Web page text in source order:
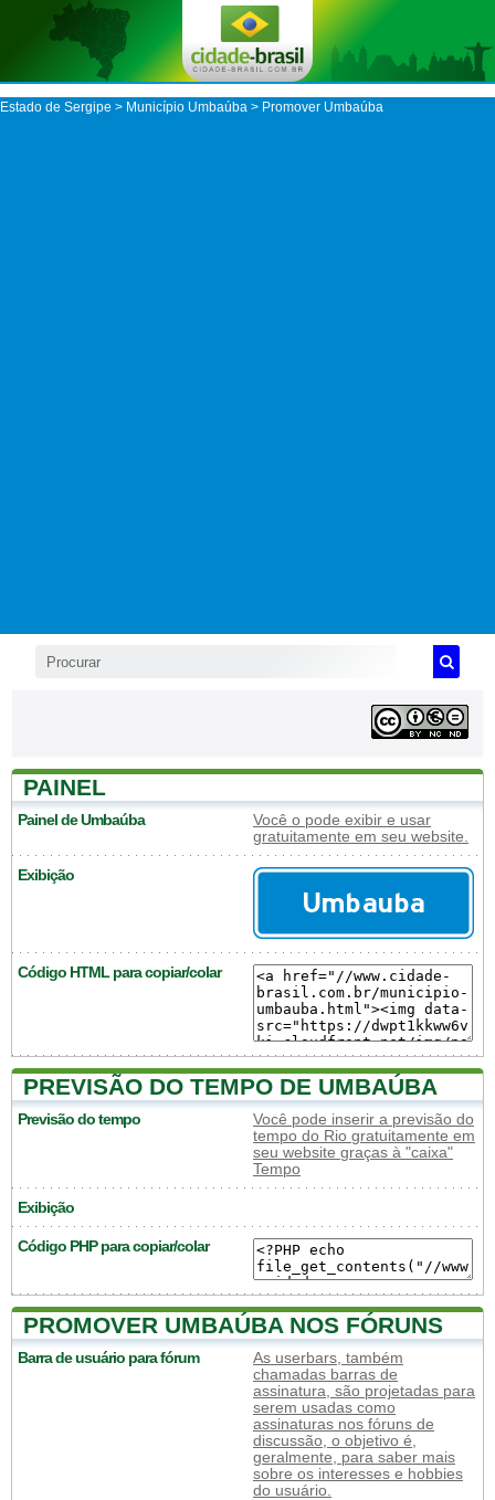
Estado de Sergipe > Município Umbaúba > Promover Umbaúba
PAINEL
Painel de Umbaúba
Você o pode exibir e usar
gratuitamente em seu website.
Exibição
Código HTML para copiar/colar
PREVISÃO DO TEMPO DE UMBAÚBA
Previsão do tempo
Você pode inserir a previsão do
tempo do Rio gratuitamente em
seu website graças à "caixa"
Tempo
Exibição
Código PHP para copiar/colar
PROMOVER UMBAÚBA NOS FÓRUNS
Barra de usuário para fórum
As userbars, também
chamadas barras de
assinatura, são projetadas para
serem usadas como
assinaturas nos fóruns de
discussão, o objetivo é,
geralmente, para saber mais
sobre os interesses e hobbies
do usuário.